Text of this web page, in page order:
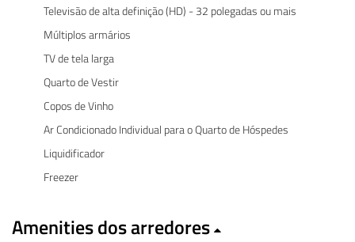
Televisão de alta definição (HD) - 32 polegadas ou mais
Múltiplos armários
TV de tela larga
Quarto de Vestir
Copos de Vinho
Ar Condicionado Individual para o Quarto de Hóspedes
Liquidificador
Freezer
Amenities dos arredores